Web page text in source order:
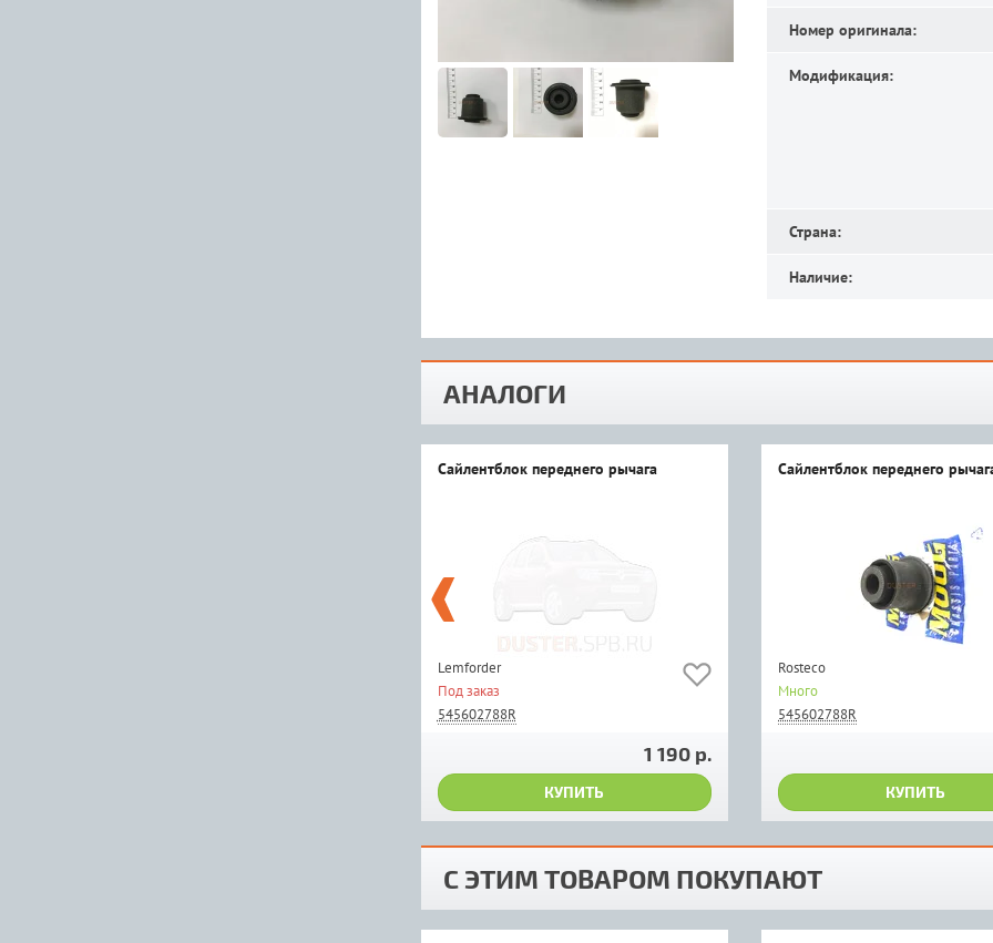
Номер оригинала:
Модификация:
Страна:
Наличие:
АНАЛОГИ
Сайлентблок переднего рычага
Lemforder
Под заказ
545602788R
1 190 р.
КУПИТЬ
Сайлентблок переднего
Rosteco
Много
545602788R
КУПИТЬ
С ЭТИМ ТОВАРОМ ПОКУПАЮТ